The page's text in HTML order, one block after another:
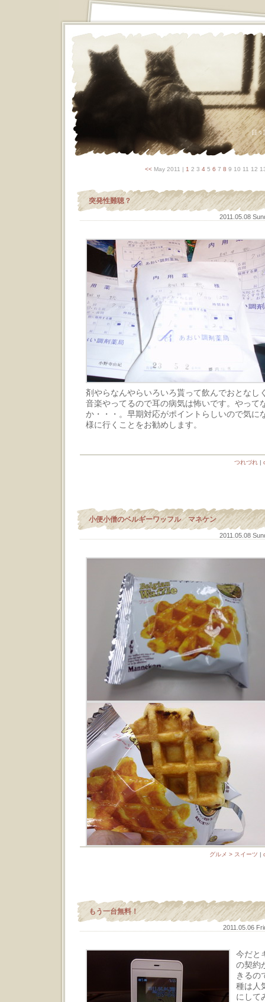
日
<< May 2011 | 1 2 3 45 6 7 8 9 10 11 12
突発性難聴？
2011.05.08
剤やらなんやらいろいろ貰って飲んでおとなし
音楽やってるので耳の病気は怖いです。やって
か・・・。早期対応がポイントらしいので気に
様に行くことをお勧めします。
つれづれ |
小便小僧のベルギーワッフル マネケン
2011.05.08
グルメ > スイーツ |
もう一台無料！
2011.05.06
今だと
の契約
きるの
種は人
にして